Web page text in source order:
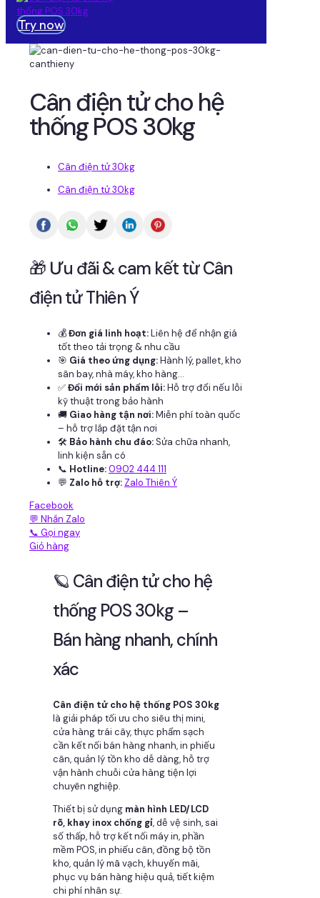
Try now
Cân điện tử cho hệ
thống POS 30kg
Cân điện tử 30kg
Cân điện tử 30kg
🎁 Ưu đãi & cam kết từ Cân
điện tử Thiên Ý
💰Đơn giá linh hoạt:Liên hệ để nhận giá
tốt theo tải trọng & nhu cầu
🎯 Giá theo ứng dụng:Hành lý, pallet, kho
sân bay, nhà máy, kho hàng...
✅Đổi mới sản phẩm lỗi:Hỗ trợ đổi nếu lỗi
kỹ thuật trong bảo hành
🚚 Giao hàng tận nơi:Miễn phí toàn quốc
– hỗ trợ lắp đặt tận nơi
🛠 Bảo hành chu đáo:Sửa chữa nhanh,
linh kiện sẵn có
📞 Hotline:0902 444 111
💬 Zalo hỗ trợ: Zalo Thiên Ý
Facebook
💬 Nhắn Zalo
📞 Gọi ngay
Giỏ hàng
🪐 Cân điện tử cho hệ
thống POS 30kg –
Bán hàng nhanh, chính
xác
Cân điện tử cho hệ thống POS 30kg
là giải pháp tối ưu cho siêu thị mini,
cửa hàng trái cây, thực phẩm sạch
cần kết nối bán hàng nhanh, in phiếu
cân, quản lý tồn kho dễ dàng, hỗ trợ
vận hành chuỗi cửa hàng tiện lợi
chuyên nghiệp.
Thiết bị sử dụng màn hình LED/LCD
rõ, khay inox chống gỉ, dễ vệ sinh, sai
số thấp, hỗ trợ kết nối máy in, phần
mềm POS, in phiếu cân, đồng bộ tồn
kho, quản lý mã vạch, khuyến mãi,
phục vụ bán hàng hiệu quả, tiết kiệm
chi phí nhân sự.